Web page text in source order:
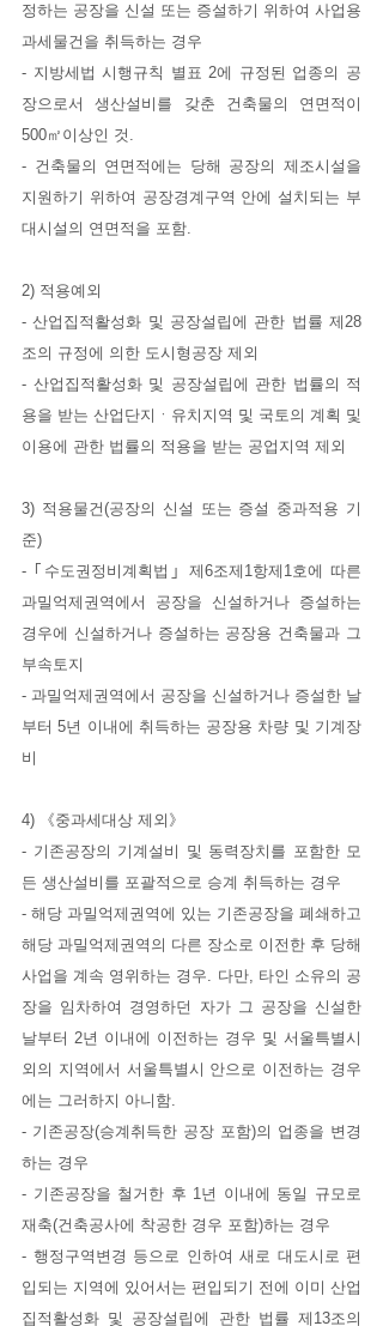
정하는 공장을 신설 또는 증설하기 위하여 사업용
과세물건을 취득하는 경우
- 지방세법 시행규칙 별표 2에 규정된 업종의 공
장으로서 생산설비를 갖춘 건축물의 연면적이
500㎡이상인 것.
- 건축물의 연면적에는 당해 공장의 제조시설을
지원하기 위하여 공장경계구역 안에 설치되는 부
대시설의 연면적을 포함.
2) 적용예외
- 산업집적활성화 및 공장설립에 관한 법률 제28
조의 규정에 의한 도시형공장 제외
- 산업집적활성화 및 공장설립에 관한 법률의 적
용을 받는 산업단지ㆍ유치지역 및 국토의 계획 및
이용에 관한 법률의 적용을 받는 공업지역 제외
3) 적용물건(공장의 신설 또는 증설 중과적용 기
준)
- ｢수도권정비계획법｣ 제6조제1항제1호에 따른
과밀억제권역에서 공장을 신설하거나 증설하는
경우에 신설하거나 증설하는 공장용 건축물과 그
부속토지
- 과밀억제권역에서 공장을 신설하거나 증설한 날
부터 5년 이내에 취득하는 공장용 차량 및 기계장
비
4) 《중과세대상 제외》
- 기존공장의 기계설비 및 동력장치를 포함한 모
든 생산설비를 포괄적으로 승계 취득하는 경우
- 해당 과밀억제권역에 있는 기존공장을 폐쇄하고
해당 과밀억제권역의 다른 장소로 이전한 후 당해
사업을 계속 영위하는 경우. 다만, 타인 소유의 공
장을 임차하여 경영하던 자가 그 공장을 신설한
날부터 2년 이내에 이전하는 경우 및 서울특별시
외의 지역에서 서울특별시 안으로 이전하는 경우
에는 그러하지 아니함.
- 기존공장(승계취득한 공장 포함)의 업종을 변경
하는 경우
- 기존공장을 철거한 후 1년 이내에 동일 규모로
재축(건축공사에 착공한 경우 포함)하는 경우
- 행정구역변경 등으로 인하여 새로 대도시로 편
입되는 지역에 있어서는 편입되기 전에 이미 산업
집적활성화 및 공장설립에 관한 법률 제13조의